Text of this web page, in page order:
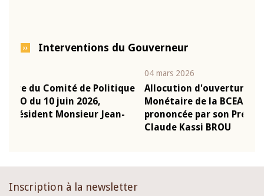
Interventions du Gouverneur
Allocution d'ouverture du Comité de Politique
Monétaire de la BCEAO du 4 mars 2026,
prononcée par son Président Monsieur Jean-
Inscription à la newsletter